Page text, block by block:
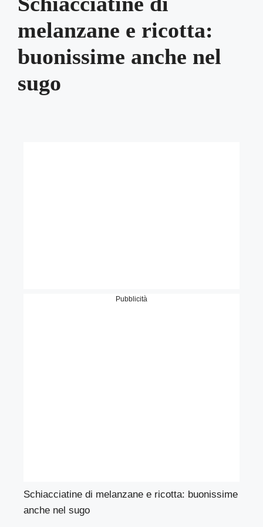
melanzane e ricotta:
buonissime anche nel
sugo
Pubblicità
Schiacciatine di melanzane e ricotta: buonissime
anche nel sugo